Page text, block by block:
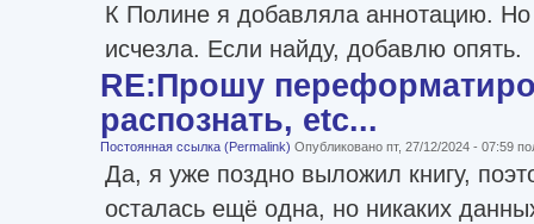
К Полине я добавляла аннотацию. Но
исчезла. Если найду, добавлю опять.
RE:Прошу
распознать, etc...
Постоянная ссылка (Permalink) Опубликовано пт, 27/12/2024 - 07:59
Да, я уже поздно выложил книгу,
осталась ещё одна, но никаких